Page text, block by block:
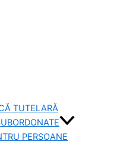
TUTELARĂ
PERSOANE